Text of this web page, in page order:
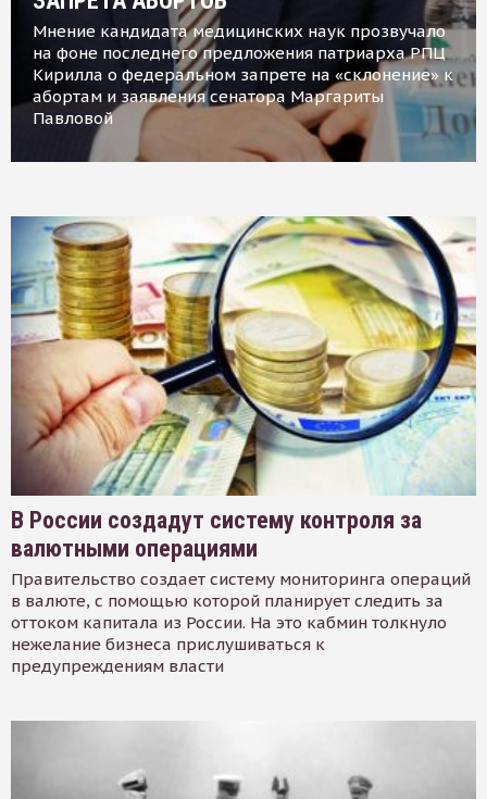
Мнение кандидата медицинских наук прозвучало
на фоне последнего предложения патриарха РПЦ
Кирилла о федеральном запрете на «склонение» к
абортам и заявления сенатора Маргариты
Павловой
В России создадут систему контроля за
валютными операциями
Правительство создает систему мониторинга операций
в валюте, с помощью которой планирует следить за
оттоком капитала из России. На это кабмин толкнуло
нежелание бизнеса прислушиваться к
предупреждениям власти